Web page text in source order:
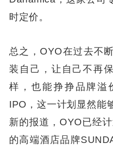
时定价。
总之，OYO在过去不
装自己，让自己不再
样，也能挣挣品牌
IPO，这一计划显然能
新的报道，OYO已经
的高端酒店品牌